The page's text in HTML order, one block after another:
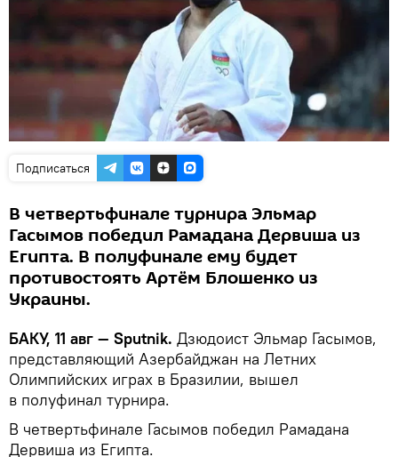
Подписаться
В четвертьфинале турнира Эльмар
Гасымов победил Рамадана Дервиша из
Египта. В полуфинале ему будет
противостоять Артём Блошенко из
Украины.
БАКУ, 11 авг — Sputnik. Дзюдоист Эльмар Гасымов,
представляющий Азербайджан на Летних
Олимпийских играх в Бразилии, вышел
в полуфинал турнира.
В четвертьфинале Гасымов победил Рамадана
Дервиша из Египта.